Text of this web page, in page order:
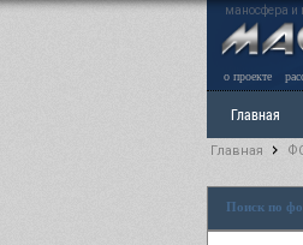
маносфера и
о проекте
Главная
РАЗДЕЛ:
Главная
Поиск по